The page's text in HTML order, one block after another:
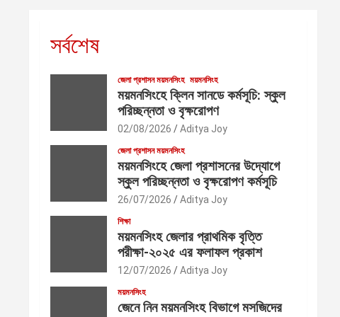
সর্বশেষ
জেলা প্রশাসন ময়মনসিংহ ময়মনসিংহ
ময়মনসিংহে ক্লিন সানডে কর্মসূচি: স্কুল
পরিচ্ছন্নতা ও বৃক্ষরোপণ
02/08/2026 Aditya Joy
জেলা প্রশাসন ময়মনসিংহ
ময়মনসিংহে জেলা প্রশাসনের উদ্যোগে
স্কুল পরিচ্ছন্নতা ও বৃক্ষরোপণ কর্মসূচি
26/07/2026 Aditya Joy
শিক্ষা
ময়মনসিংহ জেলার প্রাথমিক বৃত্তি
পরীক্ষা-২০২৫ এর ফলাফল প্রকাশ
12/07/2026 Aditya Joy
ময়মনসিংহ
জেনে নিন ময়মনসিংহ বিভাগে মসজিদের